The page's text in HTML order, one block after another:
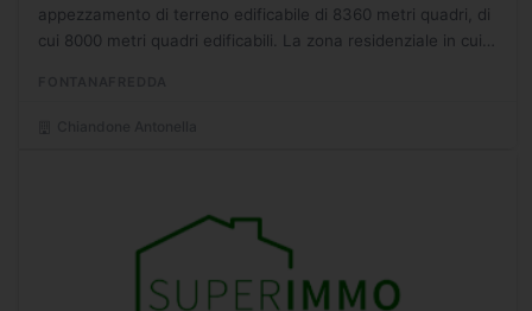
appezzamento di terreno edificabile di 8360 metri quadri, di
cui 8000 metri quadri edificabili. La zona residenziale in cui